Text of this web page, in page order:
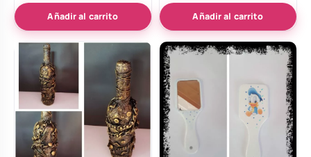
5.00
de 5
Añadir al carrito
5.00
de 5
Añadir al carrito